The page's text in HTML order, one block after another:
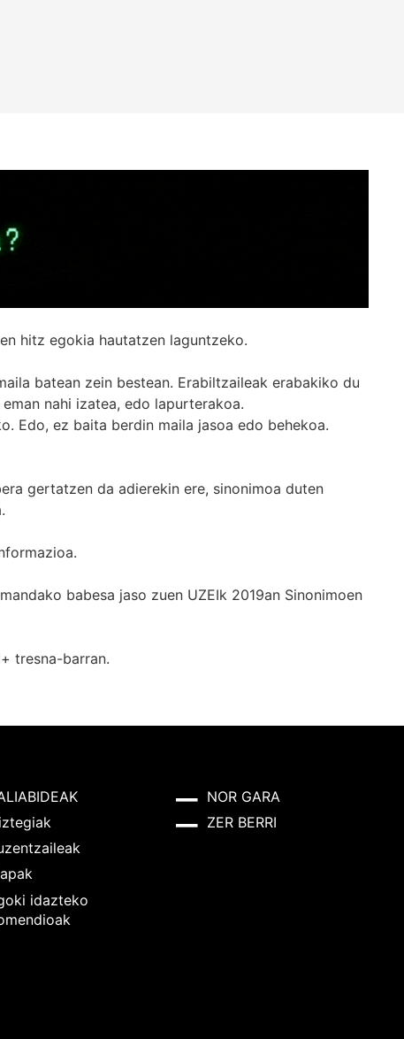
hitz egokia hautatzen laguntzeko.
batean zein bestean. Erabiltzaileak erabakiko du
nahi izatea, edo lapurterakoa.
Edo, ez baita berdin maila jasoa edo behekoa.
gertatzen da adierekin ere, sinonimoa duten
babesa jaso zuen UZEIk 2019an Sinonimoen
tresna-barran.
idazteko
NOR GARA
ZER BERRI